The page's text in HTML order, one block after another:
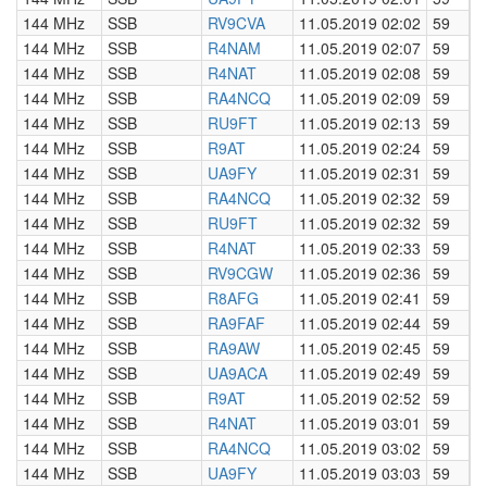
144 MHz
SSB RV9CVA 11.05.2019 02:02 59
144 MHz
SSB R4NAM 11.05.2019 02:07 59
144 MHz
SSB R4NAT 11.05.2019 02:08 59
144 MHz
SSB RA4NCQ 11.05.2019 02:09 59
144 MHz
SSB RU9FT 11.05.2019 02:13 59
144 MHz
SSB R9AT 11.05.2019 02:24 59
144 MHz
SSB UA9FY 11.05.2019 02:31 59
144 MHz
SSB RA4NCQ 11.05.2019 02:32 59
144 MHz
SSB RU9FT 11.05.2019 02:32 59
144 MHz
SSB R4NAT 11.05.2019 02:33 59
144 MHz
SSB RV9CGW 11.05.2019 02:36 59
144 MHz
SSB R8AFG 11.05.2019 02:41 59
144 MHz
SSB RA9FAF 11.05.2019 02:44 59
144 MHz
SSB RA9AW 11.05.2019 02:45 59
144 MHz
SSB UA9ACA 11.05.2019 02:49 59
144 MHz
SSB R9AT 11.05.2019 02:52 59
144 MHz
SSB R4NAT 11.05.2019 03:01 59
144 MHz
SSB RA4NCQ 11.05.2019 03:02 59
144 MHz
SSB UA9FY 11.05.2019 03:03 59